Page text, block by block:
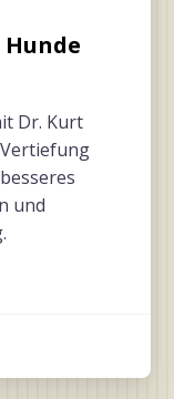
Hunde
Dr. Kurt
und